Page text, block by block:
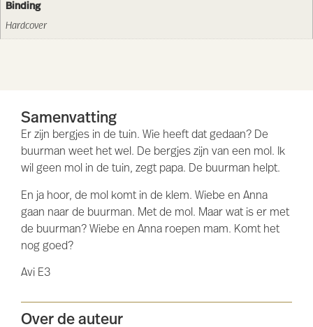
Binding
Hardcover
Samenvatting
Er zijn bergjes in de tuin. Wie heeft dat gedaan? De
buurman weet het wel. De bergjes zijn van een mol. Ik
wil geen mol in de tuin, zegt papa. De buurman helpt.
En ja hoor, de mol komt in de klem. Wiebe en Anna
gaan naar de buurman. Met de mol. Maar wat is er met
de buurman? Wiebe en Anna roepen mam. Komt het
nog goed?
Avi E3
Over de auteur